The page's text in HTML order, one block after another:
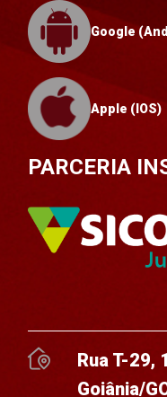
Google
Apple (IOS)
PARCERIA
Rua T-29,
Goiânia/